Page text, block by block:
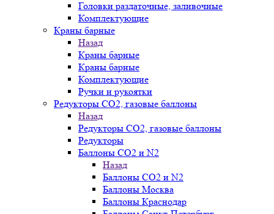
Головки раздаточные, заливочные
Комплектующие
Краны барные
Назад
Краны барные
Краны барные
Комплектующие
Ручки и рукоятки
Редукторы СО2, газовые баллоны
Назад
Редукторы СО2, газовые баллоны
Редукторы
Баллоны СО2 и N2
Назад
Баллоны СО2 и N2
Баллоны Москва
Баллоны Краснодар